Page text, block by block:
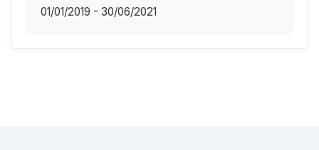
01/01/2019 - 30/06/2021